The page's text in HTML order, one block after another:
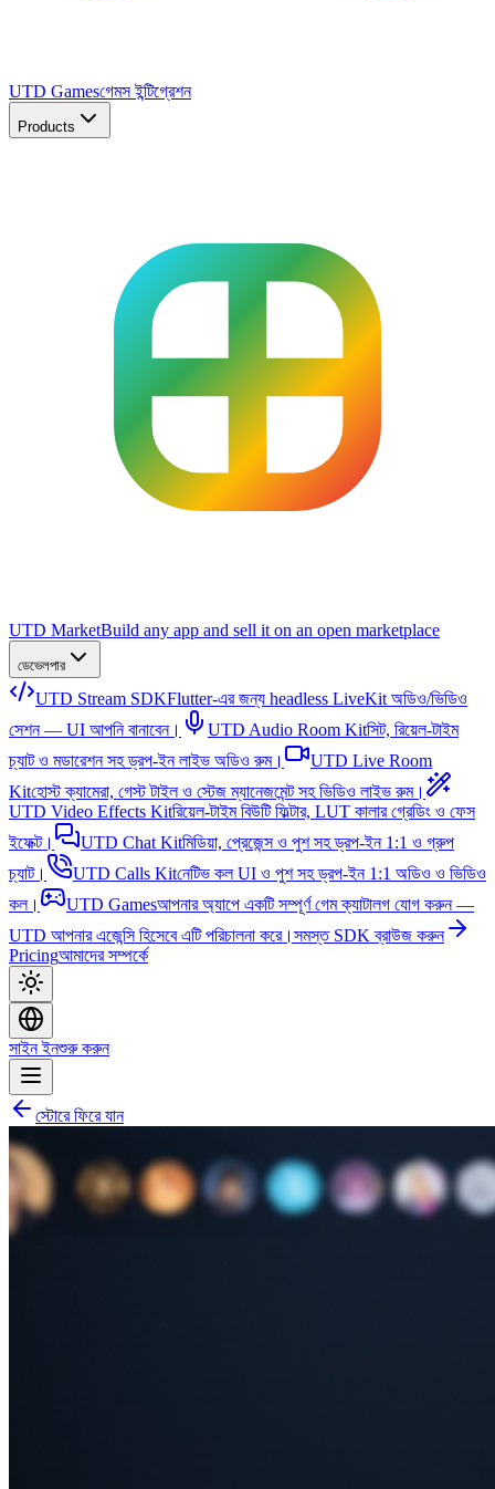
UTD Gamesগেমস ইন্টিগ্রেশন
Products
UTD MarketBuild any app and sell it on an open marketplace
ডেভেলপার
UTD Stream SDKFlutter-এর জন্য headless LiveKit অডিও/ভিডিও
সেশন — UI আপনি বানাবেন।
UTD Audio Room Kitসিট, রিয়েল-টাইম
চ্যাট ও মডারেশন সহ ড্রপ-ইন লাইভ অডিও রুম।
UTD Live Room
Kitহোস্ট ক্যামেরা, গেস্ট টাইল ও স্টেজ ম্যানেজমেন্ট সহ ভিডিও লাইভ রুম।
UTD Video Effects Kitরিয়েল-টাইম বিউটি ফিল্টার, LUT কালার গ্রেডিং ও ফেস
ইফেক্ট।
UTD Chat Kitমিডিয়া, প্রেজেন্স ও পুশ সহ ড্রপ-ইন 1:1 ও গ্রুপ
চ্যাট।
UTD Calls Kitনেটিভ কল UI ও পুশ সহ ড্রপ-ইন 1:1 অডিও ও ভিডিও
কল।
UTD Gamesআপনার অ্যাপে একটি সম্পূর্ণ গেম ক্যাটালগ যোগ করুন —
UTD আপনার এজেন্সি হিসেবে এটি পরিচালনা করে। সমস্ত SDK ব্রাউজ করুন
Pricingআমাদের সম্পর্কে
সাইন ইনশুরু করুন
স্টোরে ফিরে যান